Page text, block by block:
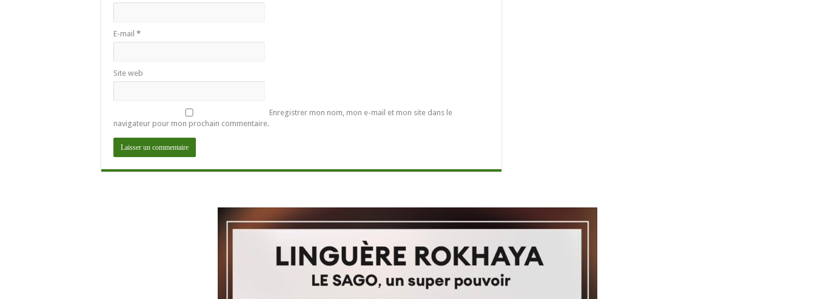
E-mail *
Site web
Enregistrer mon nom, mon e-mail et mon site dans le
navigateur pour mon prochain commentaire.